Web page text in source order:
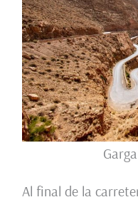
Al final de la